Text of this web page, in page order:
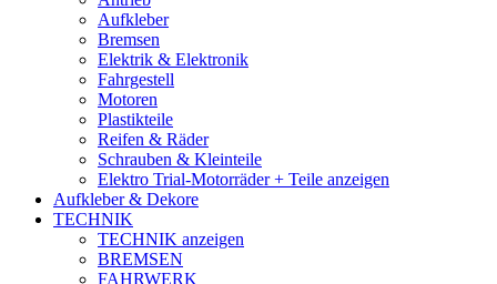
Aufkleber
Bremsen
Elektrik & Elektronik
Fahrgestell
Motoren
Plastikteile
Reifen & Räder
Schrauben & Kleinteile
Elektro Trial-Motorräder + Teile anzeigen
Aufkleber & Dekore
TECHNIK
TECHNIK anzeigen
BREMSEN
FAHRWERK